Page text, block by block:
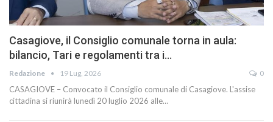
Casagiove, il Consiglio comunale torna in aula:
bilancio, Tari e regolamenti tra i…
Redazione 19 Lug, 2026 0
CASAGIOVE – Convocato il Consiglio comunale di Casagiove. L'assise
cittadina si riunirà lunedì 20 luglio 2026 alle…